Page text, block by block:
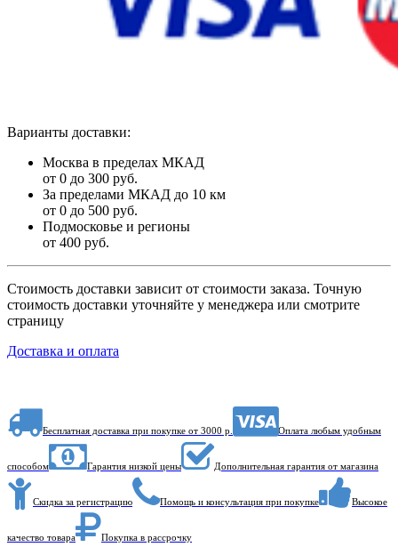
Варианты доставки:
Москва в пределах МКАД
от 0 до 300 руб.
За пределами МКАД до 10 км
от 0 до 500 руб.
Подмосковье и регионы
от 400 руб.
Стоимость доставки зависит от стоимости заказа. Точную
стоимость доставки уточняйте у менеджера или смотрите
страницу
Доставка и оплата
Бесплатная доставка при покупке от 3000 р. Оплата любым удобным
способом Гарантия низкой цены Дополнительная гарантия от магазина
Скидка за регистрацию Помощь и консультация при покупке Высокое
качество товара Покупка в рассрочку